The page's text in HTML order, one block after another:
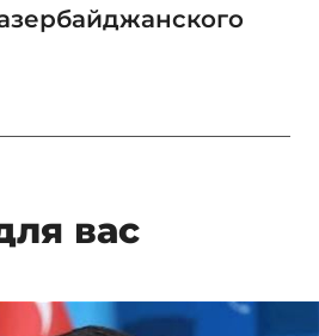
вас